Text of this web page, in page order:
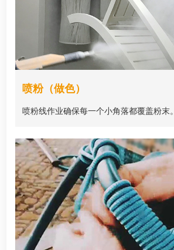
喷粉（做色）
喷粉线作业确保每一个小角落都覆盖粉末。